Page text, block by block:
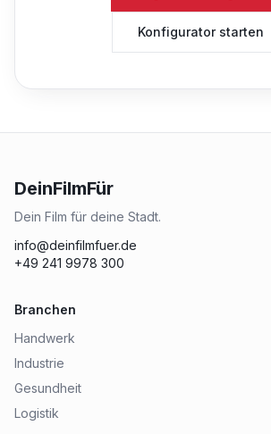
Konfigurator starten
DeinFilmFür
Dein Film für deine Stadt.
info@deinfilmfuer.de
+49 241 9978 300
Branchen
Handwerk
Industrie
Gesundheit
Logistik